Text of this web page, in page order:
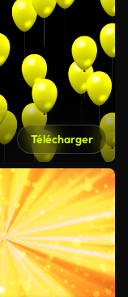
Télécharger